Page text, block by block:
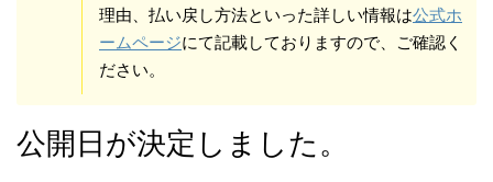
理由、払い戻し方法といった詳しい情報は公式ホ
ームページにて記載しておりますので、ご確認く
ださい。
公開日が決定しました。